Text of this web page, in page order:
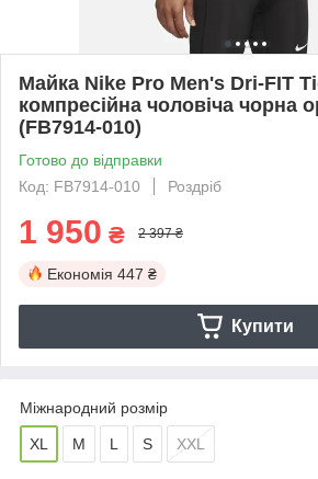
Майка Nike Pro Men's Dri-FIT
компресійна чоловіча чорна
(FB7914-010)
Готово до відправки
Код: FB7914-010
Роздріб
1 950 ₴ 2 397 ₴
Економія 447 ₴
Купити
Міжнародний розмір
XL M L S XXL